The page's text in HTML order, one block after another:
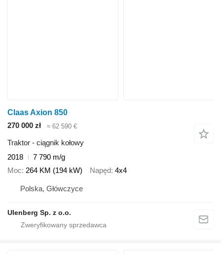
Claas Axion 850
270 000 zł
≈ 62 590 €
Traktor - ciągnik kołowy
2018
7 790 m/g
Moc 264 KM (194 kW) Napęd 4x4
Polska, Główczyce
Ulenberg Sp. z o.o.